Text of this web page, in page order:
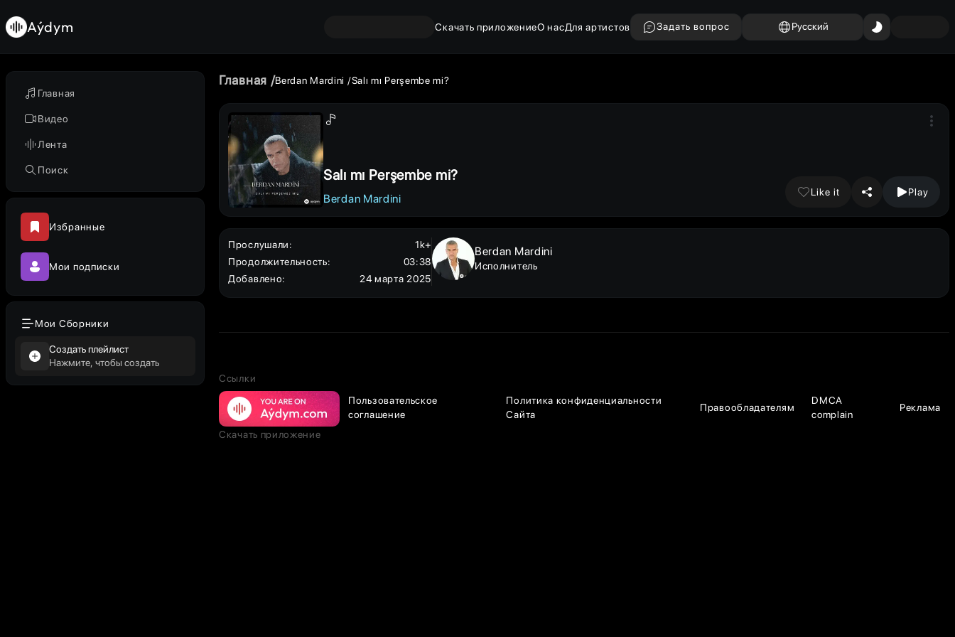
Главная
Видео
Лента
Поиск
Избранные
Мои подписки
Мои Сборники
Создать плейлист
Нажмите, чтобы создать
Aýdym Скачать приложениеО насДля артистов Задать вопрос Русский
Главная Berdan Mardini Salı mı Perşembe mi?
Salı mı Perşembe mi?
Berdan Mardini
Like it Play
Прослушали:
1k+
Продолжительность:
03:38
Добавлено: 24 марта 2025
Berdan Mardini
Исполнитель
Ссылки
Пользовательское
соглашение
Политика конфиденциальности
Сайта
Правообладателям
DMCA
complain
Реклама
Скачать приложение